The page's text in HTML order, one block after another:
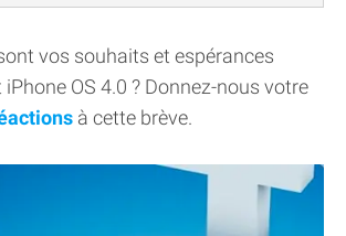
vos souhaits et espérances
OS 4.0 ? Donnez-nous votre
à cette brève.